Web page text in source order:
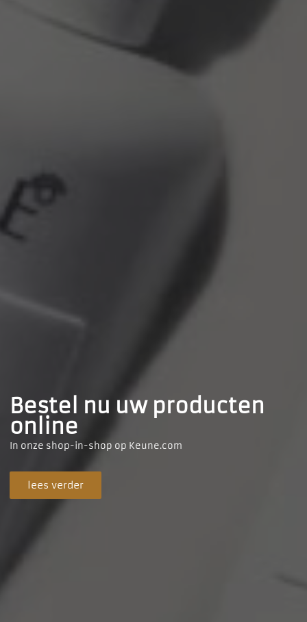
Bestel nu uw producten
online
In onze shop-in-shop op Keune.com
lees verder